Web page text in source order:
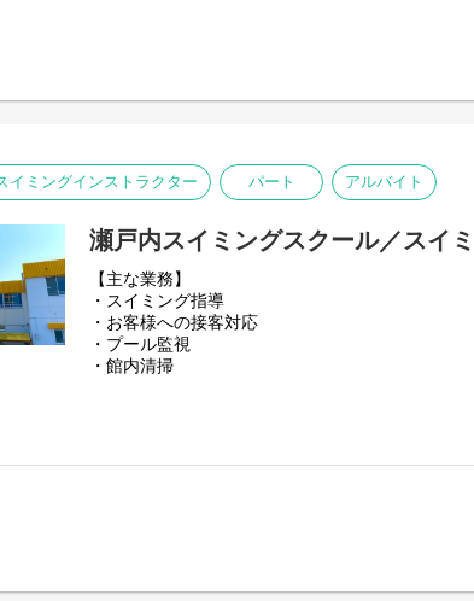
イミングインストラクター パート アルバイト
瀬戸内スイミングスクール／スイ
【主な業務】
・スイミング指導
・お客様への接客対応
・プール監視
・館内清掃
（未経験者はしっかり研修！コーチのサブとして